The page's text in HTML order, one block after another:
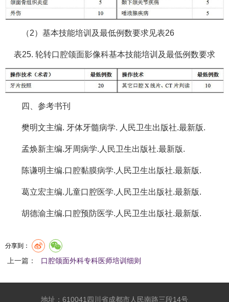
（2）基本技能培训及最低例数要求见表26
表25. 轮转口腔颌面影像科基本技能培训及最低例数要求
四、参考书刊
樊明文主编. 牙体牙髓病学. 人民卫生出版社.最新版.
孟焕新主编.牙周病学.人民卫生出版社.最新版.
陈谦明主编.口腔黏膜病学.人民卫生出版社.最新版.
葛立宏主编.儿童口腔医学.人民卫生出版社.最新版.
胡德渝主编.口腔预防医学.人民卫生出版社.最新版.
分享到：
上一篇： 口腔颌面外科专科医师培训细则
地址：610041四川省成都市人民南路三段14号